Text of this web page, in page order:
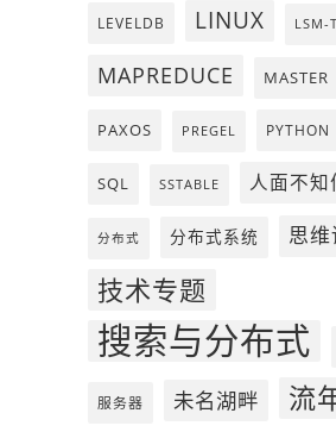
LEVELDB LINUX LSM-
MAPREDUCE MASTER
PAXOS PREGEL PYTHON
SQL SSTABLE 人面不知
分布式 分布式系统 思维
技术专题
搜索与分布式
服务器 未名湖畔 流